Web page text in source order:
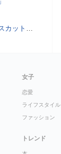
42）逮捕 岡山県警
女子
恋愛
ライフスタイル
ファッション
トレンド